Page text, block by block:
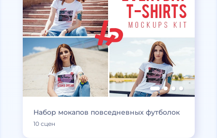
Набор мокапов повседневных футболок
10 сцен